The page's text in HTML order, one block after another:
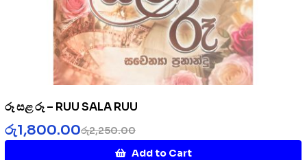
රූ සළ රූ – RUU SALA RUU
රු2,250.00
රු1,800.00
Add to Cart